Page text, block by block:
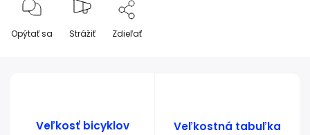
Opýtať sa Strážiť Zdieľať
Veľkosť bicyklov Veľkostná tabuľka